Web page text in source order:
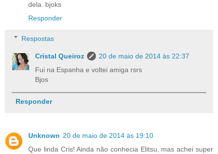
dela. bjoks
Responder
Respostas
Cristal Queiroz
20 de maio de 2014 às 22:37
Fui na Espanha e voltei amiga rsrs
Bjos
Responder
Unknown 20 de maio de 2014 às 19:10
Que linda Cris! Ainda não conhecia Elitsu, mas achei super